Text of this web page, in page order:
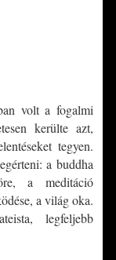
volt a fogalmi
kerülte azt,
tegyen.
a buddha
a meditáció
a világ oka.
legfeljebb